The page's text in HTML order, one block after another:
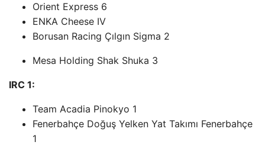
Orient Express 6
ENKA Cheese IV
Borusan Racing Çılgın Sigma 2
Mesa Holding Shak Shuka 3
IRC 1:
Team Acadia Pinokyo 1
Fenerbahçe Doğuş Yelken Yat Takımı Fenerbahçe
1